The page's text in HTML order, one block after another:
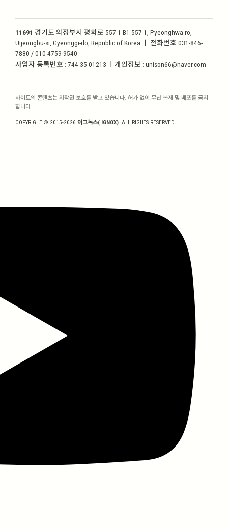
11691 경기도 의정부시 평화로 557-1 B1 557-1, Pyeonghwa-ro,
Uijeongbu-si, Gyeonggi-do, Republic of Korea ㅣ 전화번호 031-846-
7880 / 010-4759-9540
사업자 등록번호 : 744-35-01213 ㅣ개인정보 : unison66@naver.com
사이트의 콘텐츠는 저작권 보호를 받고 있습니다. 허가 없이 무단 복제 및 배포를 금지
합니다.
COPYRIGHT © 2015-2026 이그녹스( IGNOX) . ALL RIGHTS RESERVED.